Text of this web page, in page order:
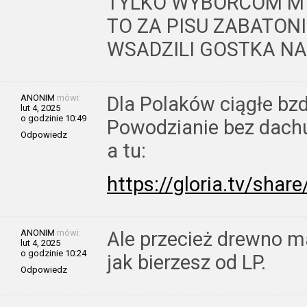
TO ZA PISU
WSADZILI GOSTKA
ANONIM mówi:
lut 4, 2025
o godzinie 10:49
Odpowiedz
Dla Polaków ciągłe
Powodzianie bez
a tu:
https://gloria.tv/
ANONIM mówi:
lut 4, 2025
o godzinie 10:24
Odpowiedz
Ale przecież drewno
jak bierzesz od LP.